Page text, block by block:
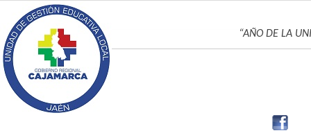
Pasar al contenido principal
“AÑO DE LA